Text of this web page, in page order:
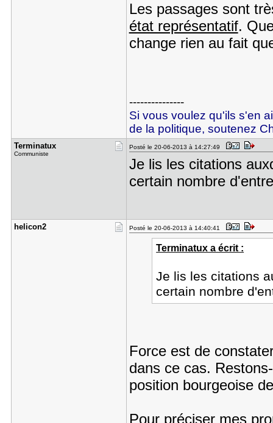
Les passages sont
état représentatif.
change rien au fait
---------------
Si vous voulez qu'ils s'en
de la politique, soutenez
Terminatux
Communiste
Posté le 20-06-2013 à 14:27:49
Je lis les citations
certain nombre
helicon2 Posté le 20-06-2013 à 14:40:41
Terminatux a écrit :
Je lis les citations
certain nombre
Force est de
dans ce cas.
position bourgeoise
Pour préciser mes